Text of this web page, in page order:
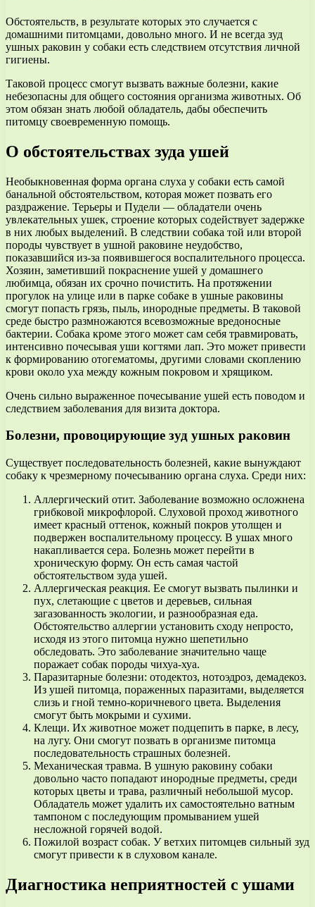
Обстоятельств, в результате которых это случается с
домашними питомцами, довольно много. И не всегда зуд
ушных раковин у собаки есть следствием отсутствия личной
гигиены.
Таковой процесс смогут вызвать важные болезни, какие
небезопасны для общего состояния организма животных. Об
этом обязан знать любой обладатель, дабы обеспечить
питомцу своевременную помощь.
О обстоятельствах зуда ушей
Необыкновенная форма органа слуха у собаки есть самой
банальной обстоятельством, которая может позвать его
раздражение. Терьеры и Пудели — обладатели очень
увлекательных ушек, строение которых содействует задержке
в них любых выделений. В следствии собака той или второй
породы чувствует в ушной раковине неудобство,
показавшийся из-за появившегося воспалительного процесса.
Хозяин, заметивший покраснение ушей у домашнего
любимца, обязан их срочно почистить. На протяжении
прогулок на улице или в парке собаке в ушные раковины
смогут попасть грязь, пыль, инородные предметы. В таковой
среде быстро размножаются всевозможные вредоносные
бактерии. Собака кроме этого может сам себя травмировать,
интенсивно почесывая уши когтями лап. Это может привести
к формированию отогематомы, другими словами скоплению
крови около уха между кожным покровом и хрящиком.
Очень сильно выраженное почесывание ушей есть поводом и
следствием заболевания для визита доктора.
Болезни, провоцирующие зуд ушных раковин
Существует последовательность болезней, какие вынуждают
собаку к чрезмерному почесыванию органа слуха. Среди них:
Аллергический отит. Заболевание возможно осложнена
грибковой микрофлорой. Слуховой проход животного
имеет красный оттенок, кожный покров утолщен и
подвержен воспалительному процессу. В ушах много
накапливается сера. Болезнь может перейти в
хроническую форму. Он есть самая частой
обстоятельством зуда ушей.
Аллергическая реакция. Ее смогут вызвать пылинки и
пух, слетающие с цветов и деревьев, сильная
загазованность экологии, и разнообразная еда.
Обстоятельство аллергии установить сходу непросто,
исходя из этого питомца нужно шепетильно
обследовать. Это заболевание значительно чаще
поражает собак породы чихуа-хуа.
Паразитарные болезни: отодектоз, нотоэдроз, демадекоз.
Из ушей питомца, пораженных паразитами, выделяется
слизь и гной темно-коричневого цвета. Выделения
смогут быть мокрыми и сухими.
Клещи. Их животное может подцепить в парке, в лесу,
на лугу. Они смогут позвать в организме питомца
последовательность страшных болезней.
Механическая травма. В ушную раковину собаки
довольно часто попадают инородные предметы, среди
которых цветы и трава, различный небольшой мусор.
Обладатель может удалить их самостоятельно ватным
тампоном с последующим промыванием ушей
несложной горячей водой.
Пожилой возраст собак. У ветхих питомцев сильный зуд
смогут привести к в слуховом канале.
Диагностика неприятностей с ушами